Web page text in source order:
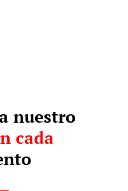
nuestro
cada